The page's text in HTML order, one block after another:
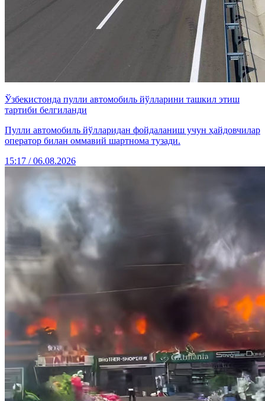
Ўзбекистонда пулли автомобиль йўлларини ташкил этиш
тартиби белгиланди
Пулли автомобиль йўлларидан фойдаланиш учун ҳайдовчилар
оператор билан оммавий шартнома тузади.
15:17 / 06.08.2026